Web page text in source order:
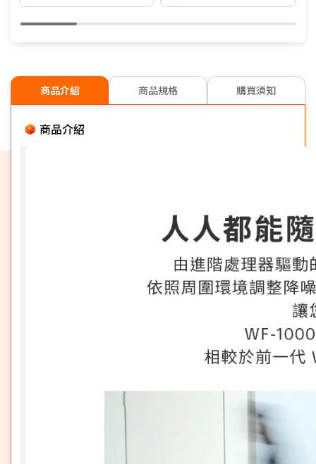
商品介紹 商品規格 購買須知
商品介紹